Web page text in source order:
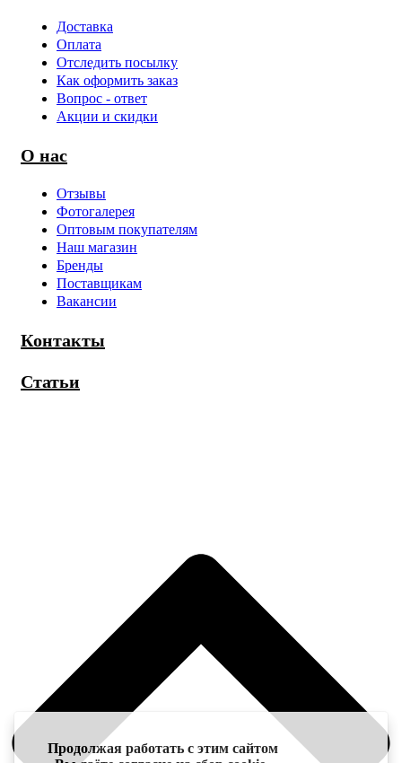
Доставка
Оплата
Отследить посылку
Как оформить заказ
Вопрос - ответ
Акции и скидки
О нас
Отзывы
Фотогалерея
Оптовым покупателям
Наш магазин
Бренды
Поставщикам
Вакансии
Контакты
Статьи
Продолжая работать с этим сайтом